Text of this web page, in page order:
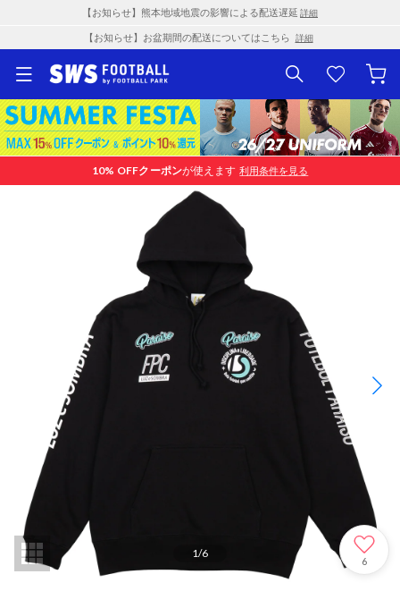
【お知らせ】熊本地域地震の影響による配送遅延 詳細
【お知らせ】お盆期間の配送についてはこちら 詳細
10% OFFクーポンが使えます 利用条件を見る
1/6
6